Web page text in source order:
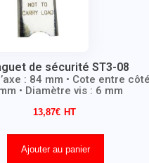
de sécurité ST3-08
: 84 mm • Cote entre
• Diamètre vis : 6 mm
13,87€
Ajouter au panier